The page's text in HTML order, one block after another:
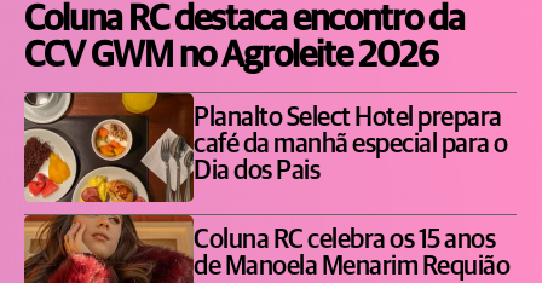
Coluna RC destaca encontro da
CCV GWM no Agroleite 2026
Planalto Select Hotel prepara
café da manhã especial para o
Dia dos Pais
Coluna RC celebra os 15 anos
de Manoela Menarim Requião